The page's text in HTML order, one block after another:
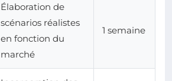
Élaboration de
scénarios réalistes
en fonction du
marché
1 semaine